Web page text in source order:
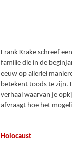
Frank Krake schreef
familie die in de
eeuw op allerlei
betekent Joods te zijn.
verhaal waarvan je
afvraagt hoe het
Holocaust